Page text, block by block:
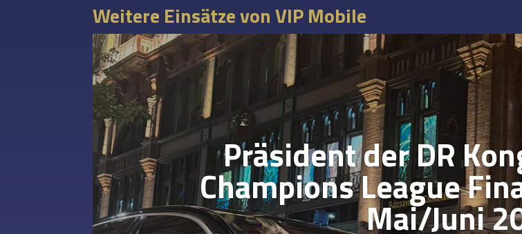
Weitere Einsätze von VIP Mobile
Präsident der DR
Champions League
Mai/Juni